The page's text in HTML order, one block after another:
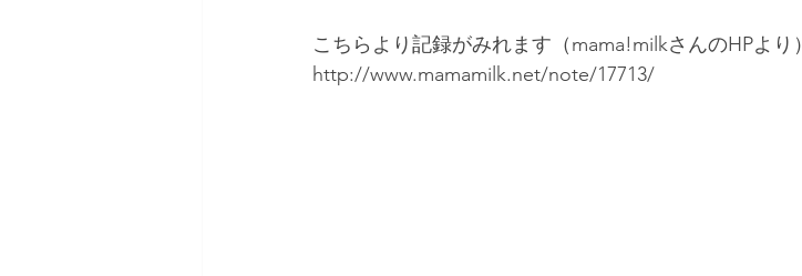
こちらより記録がみれます（mama!milkさんのHPより）
http://www.mamamilk.net/note/17713/